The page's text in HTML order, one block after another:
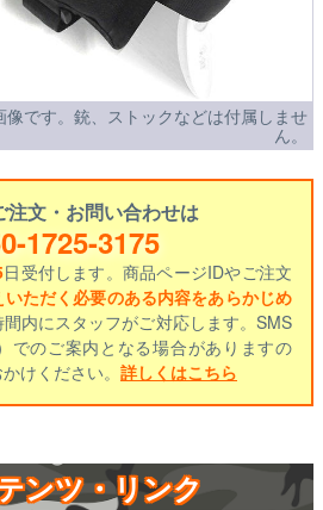
です。銃、ストックなどは付属しませ
ん。
注文・お問い合わせは
1725-3175
日受付します。商品ページIDやご注文
いただく必要のある内容をあらかじめ
内にスタッフがご対応します。SMS
でのご案内となる場合がありますの
けください。 詳しくはこちら
ンツ・リンク